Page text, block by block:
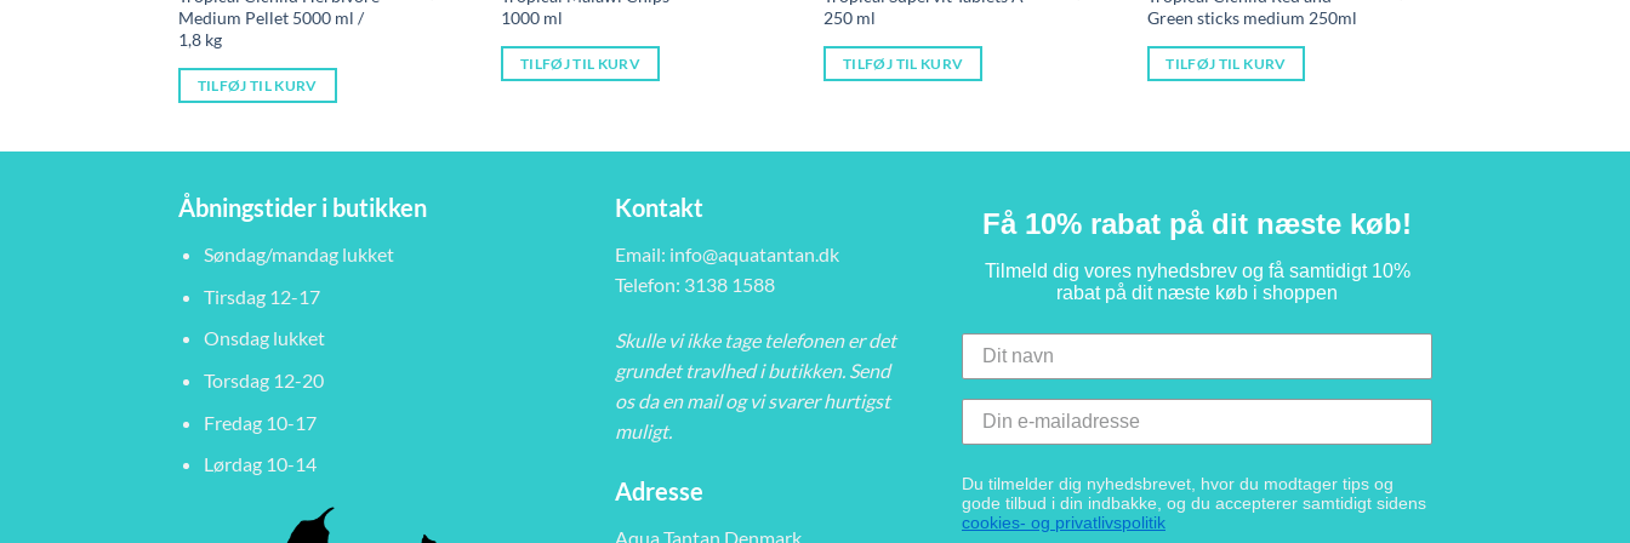
Medium Pellet 5000 ml /
1,8 kg
oprindelige aktuelle
pris
421,00 kr..
TILFØJ TIL KURV
1000 ml
TILFØJ TIL KURV
250 ml
oprindelige aktuelle
pris
119,95 kr..
TILFØJ TIL KURV
Green sticks medium 250ml
oprindelige
TILFØJ TIL KURV
Åbningstider i butikken
Søndag/mandag lukket
Tirsdag 12-17
Onsdag lukket
Torsdag 12-20
Fredag 10-17
Lørdag 10-14
Kontakt
Email: info@aquatantan.dk
Telefon: 3138 1588
Skulle vi ikke tage telefonen er det
grundet travlhed i butikken. Send
os da en mail og vi svarer hurtigst
muligt.
Adresse
Aqua Tantan Denmark
Få 10% rabat på dit næste køb!
Tilmeld dig vores nyhedsbrev og få samtidigt 10%
rabat på dit næste køb i shoppen
Du tilmelder dig nyhedsbrevet, hvor du modtager tips og
gode tilbud i din indbakke, og du accepterer samtidigt sidens
cookies- og privatlivspolitik